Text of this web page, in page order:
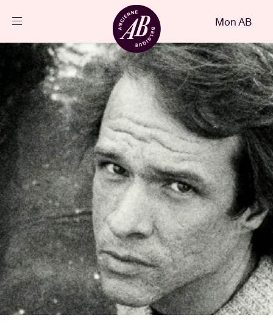
FR
Agenda
Projets
Actualités
Infos visiteurs
AB ❤ you
Location de salles
Mon AB